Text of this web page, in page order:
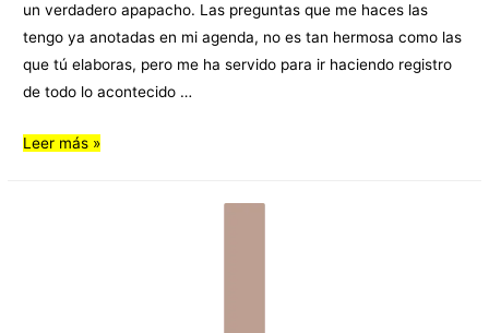
un verdadero apapacho. Las preguntas que me haces las
tengo ya anotadas en mi agenda, no es tan hermosa como las
que tú elaboras, pero me ha servido para ir haciendo registro
de todo lo acontecido …
Leer más »